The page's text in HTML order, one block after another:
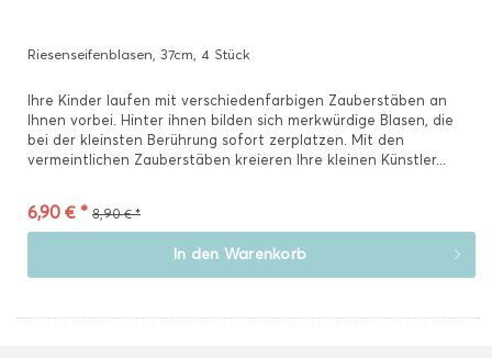
Riesenseifenblasen, 37cm, 4 Stück
Ihre Kinder laufen mit verschiedenfarbigen Zauberstäben an
Ihnen vorbei. Hinter ihnen bilden sich merkwürdige Blasen, die
bei der kleinsten Berührung sofort zerplatzen. Mit den
vermeintlichen Zauberstäben kreieren Ihre kleinen Künstler...
6,90 € * 8,90 € *
In den Warenkorb